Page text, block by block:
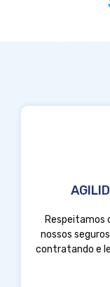
Respeitamos
nossos
contratando e